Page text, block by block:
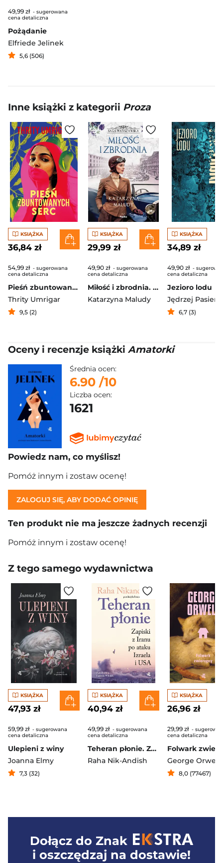
49,99 zł - sugerowana
cena detaliczna
Pożądanie
Elfriede Jelinek
5,6 (506)
Inne książki z kategorii Proza
KSIĄŻKA
36,84 zł
54,99 zł - sugerowana
cena detaliczna
Pieśń zbuntowanych serc
Thrity Umrigar
9,5 (2)
KSIĄŻKA
29,99 zł
49,90 zł - sugerowana
cena detaliczna
Miłość i zbrodnia. Saga warszawska. Tom 8
Katarzyna Maludy
KSIĄŻKA
34,89 zł
49,90 zł -
cena detaliczna
Jezioro lodu
Jędrzej
6,7 (3)
Oceny i recenzje książki Amatorki
Średnia ocen:
6.90 /10
Liczba ocen:
1621
Powiedz nam, co myślisz!
Pomóż innym i zostaw ocenę!
ZALOGUJ SIĘ, ABY DODAĆ OPINIĘ
Ten produkt nie ma jeszcze żadnych recenzji
Pomóż innym i zostaw ocenę!
Z tego samego wydawnictwa
KSIĄŻKA
47,93 zł
59,99 zł - sugerowana
cena detaliczna
Ulepieni z winy
Joanna Elmy
7,3 (32)
KSIĄŻKA
40,94 zł
49,99 zł - sugerowana
cena detaliczna
Teheran płonie. Zapiski z Iranu po ataku Izraela i USA
Raha Nik-Andish
KSIĄŻKA
26,96 zł
29,99 zł -
cena detaliczna
Folwark
George Orwell
8,0 (77467)
Dołącz do Znak
i oszczędzaj na dostawie!